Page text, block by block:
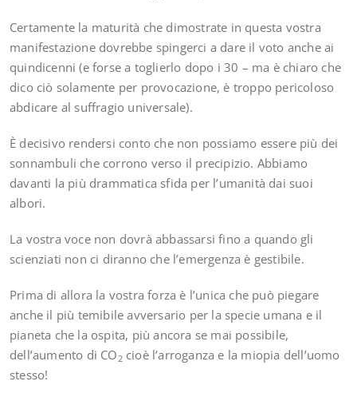
Certamente la maturità che dimostrate in questa vostra
manifestazione dovrebbe spingerci a dare il voto anche ai
quindicenni (e forse a toglierlo dopo i 30 – ma è chiaro che
dico ciò solamente per provocazione, è troppo pericoloso
abdicare al suffragio universale).
È decisivo rendersi conto che non possiamo essere più dei
sonnambuli che corrono verso il precipizio. Abbiamo
davanti la più drammatica sfida per l’umanità dai suoi
albori.
La vostra voce non dovrà abbassarsi fino a quando gli
scienziati non ci diranno che l’emergenza è gestibile.
Prima di allora la vostra forza è l’unica che può piegare
anche il più temibile avversario per la specie umana e il
pianeta che la ospita, più ancora se mai possibile,
dell’aumento di CO 2cioè l’arroganza e la miopia dell’uomo
stesso!